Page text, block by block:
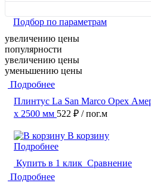
Подбор по параметрам
увеличению цены
популярности
увеличению цены
уменьшению цены
Подробнее
Плинтус La San Marco Орех
х 2500 мм 522 ₽ / пог.м
В корзину
Подробнее
Купить в 1 клик Сравнение
Подробнее